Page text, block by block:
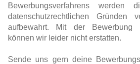
Bewerbungsverfahrens werden
datenschutzrechtlichen Gründen
aufbewahrt. Mit der Bewerbung
können wir leider nicht erstatten.
Sende uns gern deine